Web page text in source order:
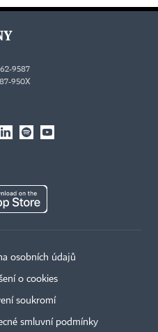
9587
950X
osobních údajů
o cookies
soukromí
smluvní podmínky